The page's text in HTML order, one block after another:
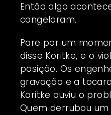
Então algo
congelaram.
Pare por um
disse Koritke, e o
posição. Os
gravação e a
Koritke ouviu o
Quem derrubou